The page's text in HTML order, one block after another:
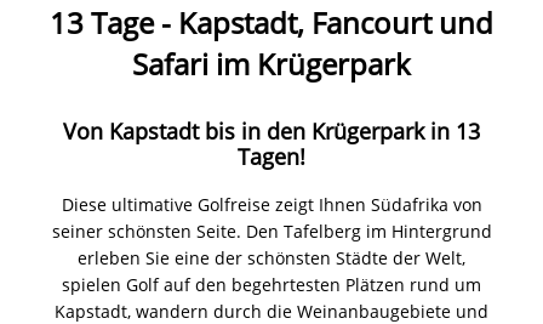
13 Tage - Kapstadt, Fancourt und
Safari im Krügerpark
Von Kapstadt bis in den Krügerpark in 13
Tagen!
Diese ultimative Golfreise zeigt Ihnen Südafrika von
seiner schönsten Seite. Den Tafelberg im Hintergrund
erleben Sie eine der schönsten Städte der Welt,
spielen Golf auf den begehrtesten Plätzen rund um
Kapstadt, wandern durch die Weinanbaugebiete und